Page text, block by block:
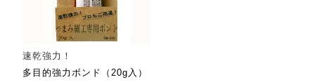
速乾強力！
多目的強力ボンド（20g入）